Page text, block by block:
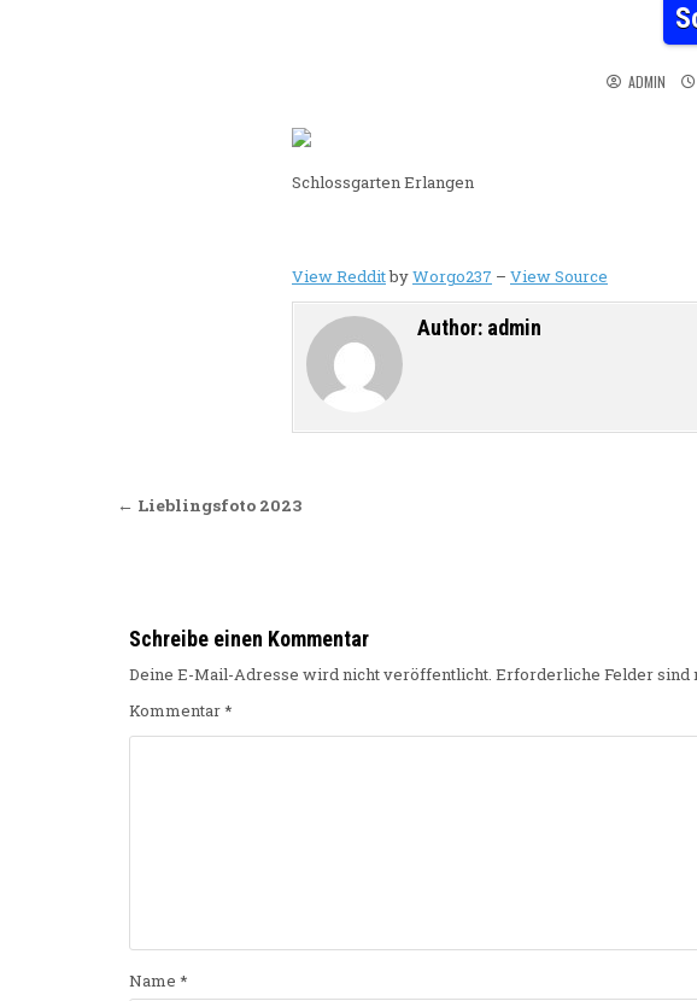
ADMIN
Schlossgarten Erlangen
View RedditbyWorgo237 – View Source
Author: admin
Beitragsnavigation
← Lieblingsfoto 2023
Schreibe einen Kommentar
Deine E-Mail-Adresse wird nicht veröffentlicht. Erforderliche Felder sind
Kommentar*
Name *